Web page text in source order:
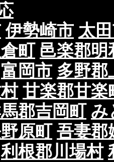
伊勢崎市 太
町 邑楽郡明
富岡市 多野郡
甘楽郡甘楽
郡吉岡町 み
原町 吾妻郡
利根郡川場村